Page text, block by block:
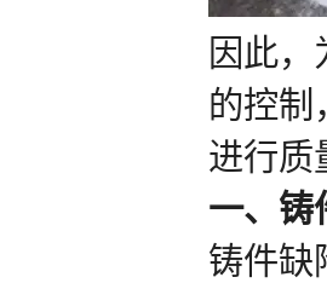
因此
的控制
进行质
一、铸
铸件缺